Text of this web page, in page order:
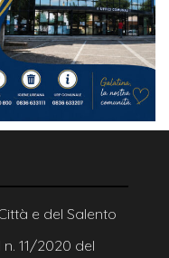
e del Salento
11/2020 del